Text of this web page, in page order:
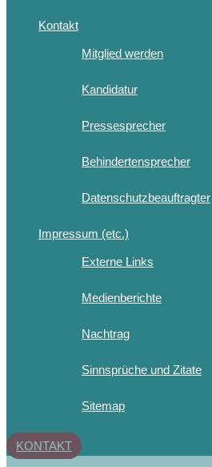
Kontakt
Mitglied werden
Kandidatur
Pressesprecher
Behindertensprecher
Datenschutzbeauftragter
Impressum (etc.)
Externe Links
Medienberichte
Nachtrag
Sinnsprüche und Zitate
Sitemap
KONTAKT